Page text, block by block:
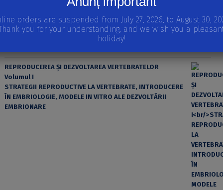
REPRODUCEREA ȘI DEZVOLTAREA VERTEBRATELOR
Volumul I
STRATEGII REPRODUCTIVE LA VERTEBRATE, INTRODUCERE
ÎN EMBRIOLOGIE, MODELE IN VITRO ALE DEZVOLTĂRII
EMBRIONARE
orders are suspended from July 27, 2026, to August 30,
you for your understanding, and we wish you a
holiday!